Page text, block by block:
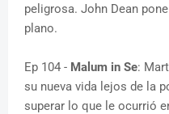
peligrosa. John Dean
plano.
Ep 104 - Malum in Se:
su nueva vida lejos de la
superar lo que le ocurrió